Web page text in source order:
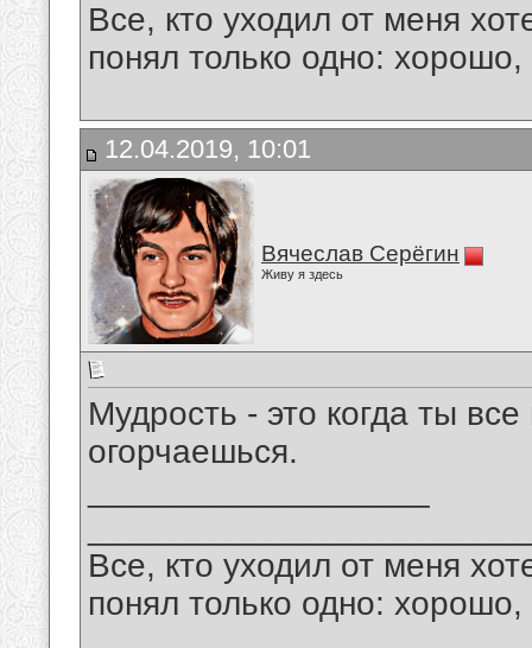
Все, кто уходил от меня
понял только одно:
12.04.2019, 10:01
Вячеслав Серёгин
Живу я здесь
Мудрость - это когда ты
огорчаешься.
Все, кто уходил от меня
понял только одно: